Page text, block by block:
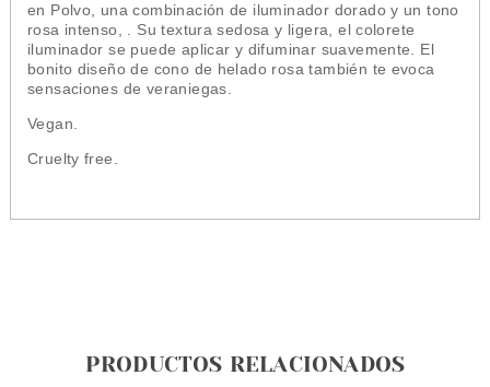
en Polvo, una combinación de iluminador dorado y un tono
rosa intenso, . Su textura sedosa y ligera, el colorete
iluminador se puede aplicar y difuminar suavemente. El
bonito diseño de cono de helado rosa también te evoca
sensaciones de veraniegas.
Vegan.
Cruelty free.
PRODUCTOS RELACIONADOS